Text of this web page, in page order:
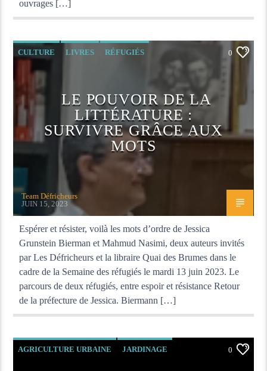
ouvrages […]
CULTURE LIVRES RÉFUGIÉS
RENCONTRE
0
LE POUVOIR DE LA
LITTÉRATURE :
SURVIVRE GRÂCE AUX
MOTS
Team Défricheurs
JUIN 15, 2023
Espérer et résister, voilà les mots d’ordre de Jessica
Grunstein Bierman et Mahmud Nasimi, deux auteurs invités
par Les Défricheurs et la libraire Quai des Brumes dans le
cadre de la Semaine des réfugiés le mardi 13 juin 2023. Le
parcours de deux réfugiés, entre espoir et résistance Retour
de la préfecture de Jessica. Biermann […]
AGRICULTURE URBAINE JARDINAGE 0